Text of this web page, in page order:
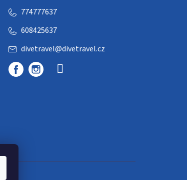
divetravel@divetravel.cz
608425637
774777637